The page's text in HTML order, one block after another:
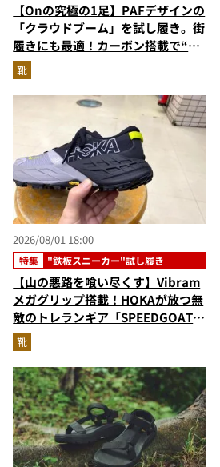
【Onの究極の1足】PAFデザインの
「クラウドブーム」を試し履き。街
履きにも最適！カーボン搭載で“走
れるハイテク靴”の最高峰
靴
2026/08/01 18:00
特集 "鉄板スニーカー"試し履き
【山の悪路を喰い尽くす】Vibram
メガグリップ搭載！HOKAが放つ無
敵のトレランギア「SPEEDGOAT
7」をエディターが試し履き
靴